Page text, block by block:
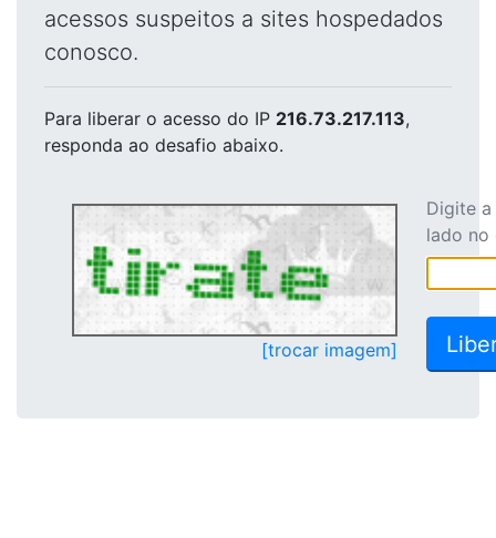
acessos suspeitos a sites hospedados
conosco.
Para liberar o acesso do IP 216.73.217.113,
responda ao desafio abaixo.
[trocar imagem]
Digite
lado no